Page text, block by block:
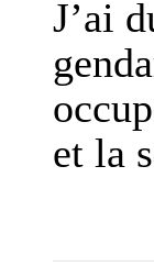
J’ai
et la